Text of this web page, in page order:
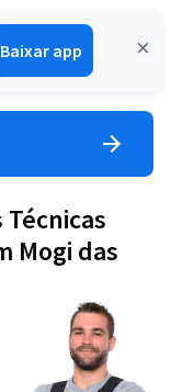
Baixar app
Entrar
Mogi das